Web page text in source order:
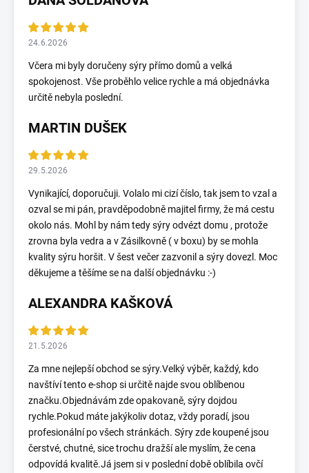
24.6.2026
Včera mi byly doručeny sýry přímo domů a velká
spokojenost. Vše proběhlo velice rychle a má objednávka
určitě nebyla poslední.
MARTIN DUŠEK
29.5.2026
Vynikající, doporučuji. Volalo mi cizí číslo, tak jsem to vzal a
ozval se mi pán, pravděpodobně majitel firmy, že má cestu
okolo nás. Mohl by nám tedy sýry odvézt domu , protože
zrovna byla vedra a v Zásilkovně ( v boxu) by se mohla
kvality sýru horšit. V šest večer zazvonil a sýry dovezl. Moc
děkujeme a těšíme se na další objednávku :-)
ALEXANDRA KAŠKOVÁ
21.5.2026
Za mne nejlepší obchod se sýry.Velký výběr, každý, kdo
navštíví tento e-shop si určitě najde svou oblíbenou
značku.Objednávám zde opakovaně, sýry dojdou
rychle.Pokud máte jakýkoliv dotaz, vždy poradí, jsou
profesionální po všech stránkách. Sýry zde koupené jsou
čerstvé, chutné, sice trochu dražší ale myslím, že cena
odpovídá kvalitě.Já jsem si v poslední době oblíbila ovčí